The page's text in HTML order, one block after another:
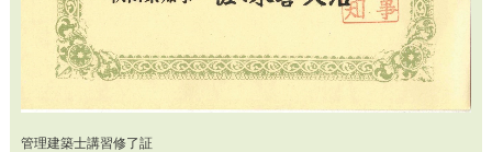
管理建築士講習修了証